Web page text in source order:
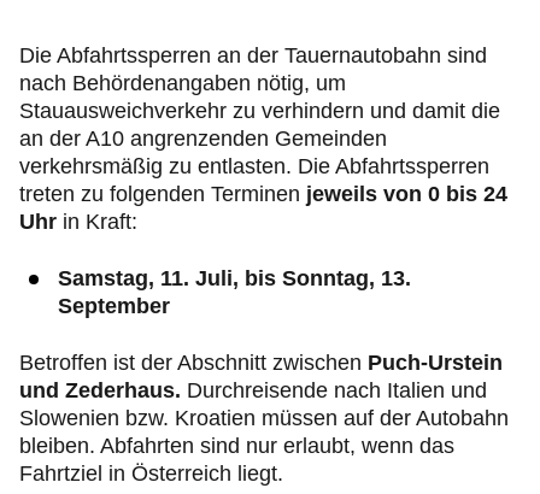
Die Abfahrtssperren an der Tauernautobahn sind
nach Behördenangaben nötig, um
Stauausweichverkehr zu verhindern und damit die
an der A10 angrenzenden Gemeinden
verkehrsmäßig zu entlasten. Die Abfahrtssperren
treten zu folgenden Terminen jeweils von 0 bis 24
Uhr in Kraft:
Samstag, 11. Juli, bis Sonntag, 13.
September
Betroffen ist der Abschnitt zwischen Puch-Urstein
und Zederhaus. Durchreisende nach Italien und
Slowenien bzw. Kroatien müssen auf der Autobahn
bleiben. Abfahrten sind nur erlaubt, wenn das
Fahrtziel in Österreich liegt.